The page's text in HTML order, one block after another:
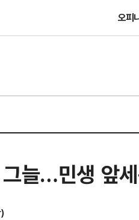
오피
그늘…민생 앞